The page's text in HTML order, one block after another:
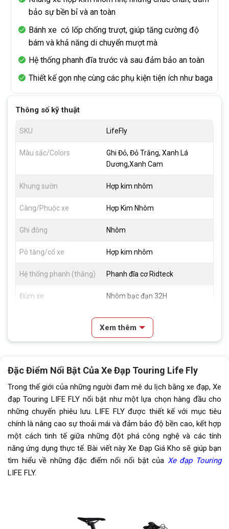
bảo sự bền bỉ và an toàn
Bánh xe có lốp chống trượt, giúp tăng cường độ
bám và khả năng di chuyển mượt mà
Hệ thống phanh đĩa trước và sau đảm bảo an toàn
Thiết kế gọn nhẹ cùng các phụ kiện tiện ích như baga
Thông số kỹ thuật
SKU LifeFly
Màu sắc/Colors
Ghi Đỏ, Đỏ Trắng, Xanh Lá
Dương,Xanh Cam
Khung sườn Hợp kim nhôm
Càng/Phuộc xe Hợp Kim Nhôm
Ghi đông Nhôm
Pô tăng/cổ xe Hợp kim nhôm
Hệ thống phanh (thắng) Phanh đĩa cơ Ridteck
Đùm xe Nhôm bạc đạn 32H
Nhôm hai lớp 3cm
Lốp xe Kenda 700x
Tăng tốc trước (Gạt
đĩa)
L-TWOO
Tăng tốc sau (Gạt líp) L-TWOO R7
Đùi đĩa Nhôm bạc đạn 50-34
Dĩa 2 tầng
Xem thêm
Đặc Điểm Nổi Bật Của Xe Đạp Touring Life Fly
Trong thế giới của những người đam mê du lịch bằng xe đạp, Xe
đạp Touring LIFE FLY nổi bật như một lựa chọn hàng đầu cho
những chuyến phiêu lưu. LIFE FLY được thiết kế với mục tiêu
chính là nâng cao sự thoải mái và đảm bảo độ bền cao, kết hợp
một cách tinh tế giữa những đột phá công nghệ và các tính
năng ứng dụng thực tế. Bài viết này Xe Đạp Giá Kho sẽ giúp bạn
tìm hiểu về những đặc điểm nổi nổi bật của Xe đạp Touring
LIFE FLY.